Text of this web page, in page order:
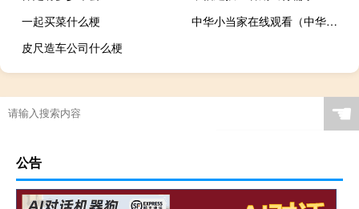
一起买菜什么梗
中华小当家在线观看（中华小当家onweb）
皮尺造车公司什么梗
☚
公告